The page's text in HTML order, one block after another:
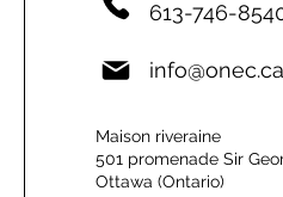
613-746-
info@onec.ca
Maison riveraine
501 promenade Sir
Ottawa (Ontario)